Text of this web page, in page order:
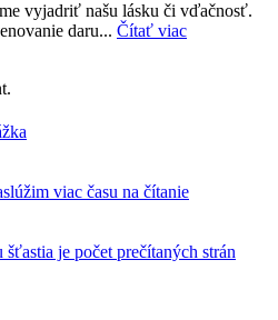
vyjadriť našu lásku či vďačnosť.
daru... Čítať viac
viac času na čítanie
je počet prečítaných strán